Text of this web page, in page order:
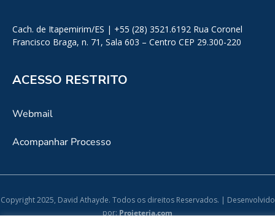
Cach. de Itapemirim/ES | +55 (28) 3521.6192 Rua Coronel
Francisco Braga, n. 71, Sala 603 – Centro CEP 29.300-220
ACESSO RESTRITO
Webmail
Acompanhar Processo
Copyright 2025, David Athayde. Todos os direitos Reservados. | Desenvolvido
por:Projeteria.com